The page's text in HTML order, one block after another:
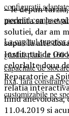
– le depun
permita sa le
solutiei, dar am
supus la alte
Institutul de
celorlalte doua
Reparatorie a
relatia
fiind
11.04.2019 si
configurații
modelul compact
La capătul superior
găzdui până la 160
capacitate de
fixă, fără
customizabile pe